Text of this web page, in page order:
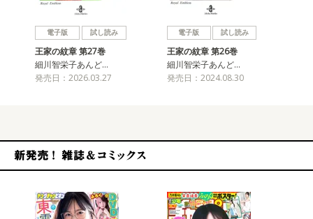
電子版 試し読み
王家の紋章 第27巻
細川智栄子あんど…
発売日：2026.03.27
電子版 試し読み
王家の紋章 第26巻
細川智栄子あんど…
発売日：2024.08.30